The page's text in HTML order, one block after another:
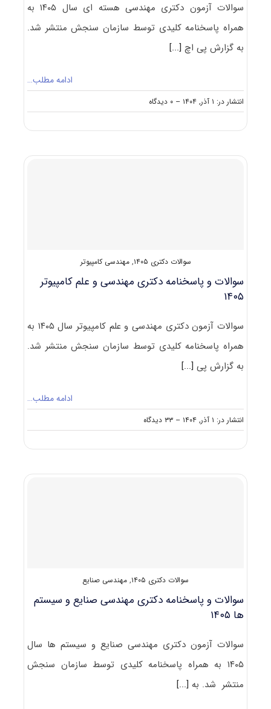
سوالات آزمون دکتری مهندسی هسته ای سال ۱۴۰۵ به
همراه پاسخنامه کلیدی توسط سازمان سنجش منتشر شد.
به گزارش پی اچ[...]
ادامه مطلب…
انتشار در: ۱ آذر, ۱۴۰۴ -- ۰ دیدگاه
on
سوالات
مهندسی
سوالات دکتری ۱۴۰۵ ,مهندسی کامپیوتر
سوالات و پاسخنامه دکتری مهندسی و علم کامپیوتر
۱۴۰۵
سوالات آزمون دکتری مهندسی و علم کامپیوتر سال ۱۴۰۵ به
همراه پاسخنامه کلیدی توسط سازمان سنجش منتشر شد.
به گزارش پی[...]
ادامه مطلب…
انتشار در: ۱ آذر, ۱۴۰۴ -- ۳۳ دیدگاه
on
سوالات
مهندسی
سوالات دکتری ۱۴۰۵ , مهندسی صنایع
سوالات و پاسخنامه دکتری مهندسی صنایع و سیستم
ها ۱۴۰۵
سوالات آزمون دکتری مهندسی صنایع و سیستم ها سال
۱۴۰۵ به همراه پاسخنامه کلیدی توسط سازمان سنجش
منتشر شد. به [...]